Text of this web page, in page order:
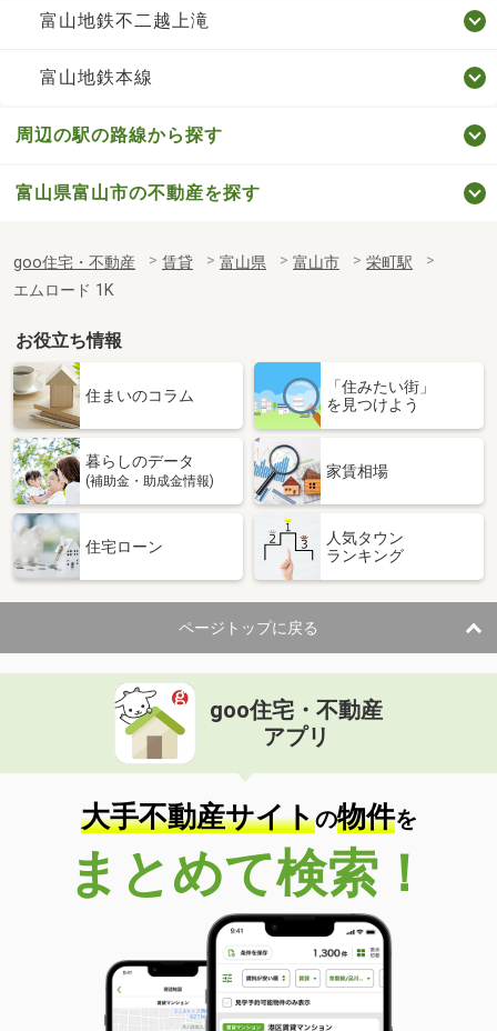
富山地鉄不二越上滝
富山地鉄本線
周辺の駅の路線から探す
富山県富山市の不動産を探す
goo住宅・不動産 賃貸 富山県 富山市
栄町駅
エムロード 1K
お役立ち情報
住まいのコラム
「住みたい街」
を見つけよう
暮らしのデータ
(補助金・助成金情報)
家賃相場
住宅ローン
人気タウン
ランキング
ページトップに戻る
goo住宅・不動産
アプリ
大手不動産サイトの物件を
まとめて検索！